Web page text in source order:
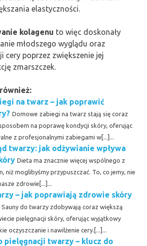
elastyczności.
kolagenu to więc doskonały
młodszego wyglądu oraz
cery poprzez zwiększenie jej
zmarszczek.
na twarz – jak poprawić
Domowe zabiegi na twarz stają się coraz
na poprawę kondycji skóry, oferując
z profesjonalnymi zabiegami w[...]...
twarzy: jak odżywianie wpływa
Dieta ma znacznie więcej wspólnego z
niż moglibyśmy przypuszczać. To, co jemy, nie
zdrowie[...]...
– jak poprawiają zdrowie skóry
Sauny do twarzy zdobywają coraz większą
pielęgnacji skóry, oferując wyjątkowy
oczyszczanie i nawilżenie cery.[...]...
pielęgnacji twarzy – klucz do